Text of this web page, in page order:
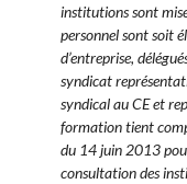
institutions sont
personnel sont soit
d’entreprise,
syndicat
syndical au CE et
formation tient
du 14 juin 2013
consultation des